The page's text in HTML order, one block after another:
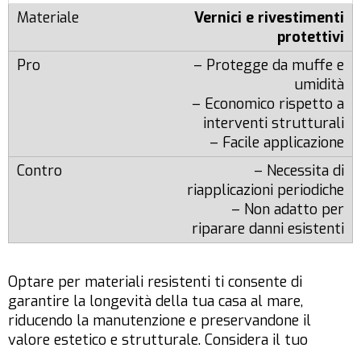
Vernici e rivestimenti
protettivi
– Protegge da muffe e
umidità
– Economico rispetto a
interventi strutturali
– Facile applicazione
– Necessita di
riapplicazioni periodiche
– Non adatto per
riparare danni esistenti
Optare per materiali resistenti ti consente di
garantire la longevità della tua casa al mare,
riducendo la manutenzione e preservandone il
valore estetico e strutturale. Considera il tuo